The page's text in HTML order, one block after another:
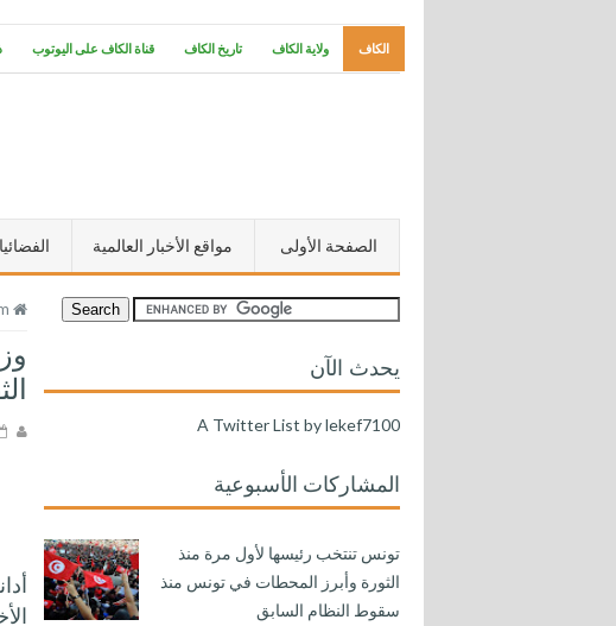
الكاف ولاية الكاف تاريخ الكاف قناة الكاف على اليوتوب
الصفحة الأولى مواقع الأخبار العالمية
e.lekef.com
يحدث الآن
A Twitter List by lekef7100
المشاركات الأسبوعية
تونس تنتخب رئيسها لأول مرة منذ
الثورة وأبرز المحطات في تونس منذ
سقوط النظام السابق